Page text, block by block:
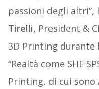
passioni degli
Tirelli, President &
3D Printing durante
“Realtà come SHE
Printing, di cui sono